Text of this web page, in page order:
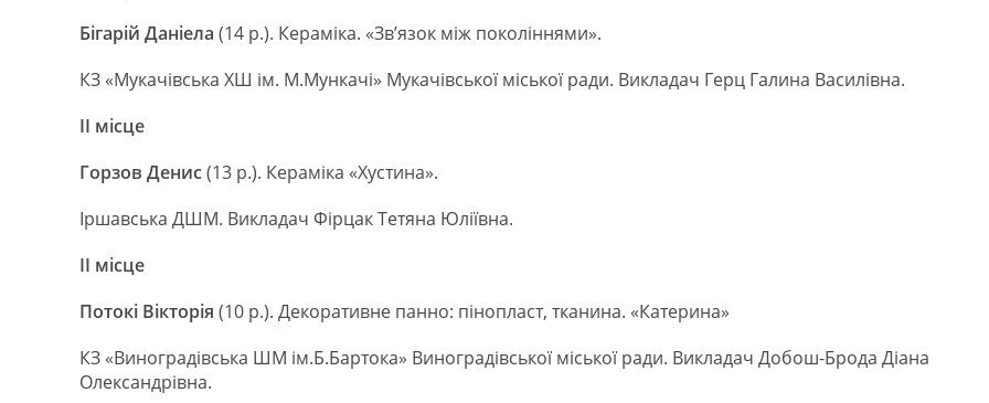
Бігарій Даніела (14 р.). Кераміка. «Зв’язок між поколіннями».
КЗ «Мукачівська ХШ ім. М.Мункачі» Мукачівської міської ради. Викладач Герц Галина Василівна.
ІІ місце
Горзов Денис(13 р.). Кераміка «Хустина».
Іршавська ДШМ. Викладач Фірцак Тетяна Юліївна.
ІІ місце
Потокі Вікторія (10 р.). Декоративне панно: пінопласт, тканина. «Катерина»
КЗ «Виноградівська ШМ ім.Б.Бартока» Виноградівської міської ради. Викладач Добош-Брода Діана
Олександрівна.